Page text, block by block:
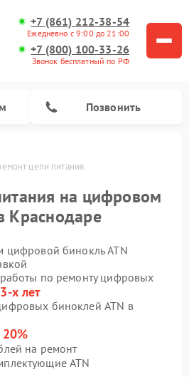
+7 (861) 212-38-54
Ежедневно с 9:00 до 21:00
+7 (800) 100-33-26
Звонок бесплатный по РФ
Позвонить
цепи питания
на цифровом
Краснодаре
цифровой бинокль ATN
по ремонту цифровых
х лет
биноклей ATN в
20%
на ремонт
ATN